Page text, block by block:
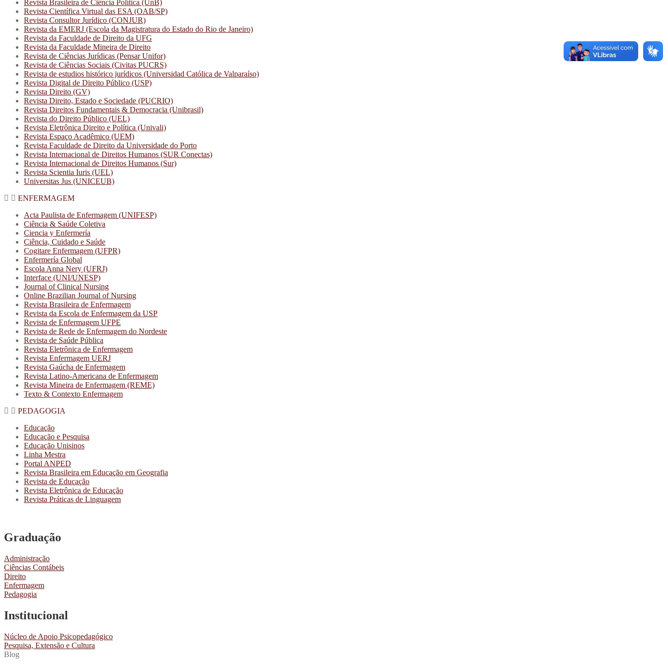
Revista Brasileira de Ciência Política (UnB)
Revista Científica Virtual das ESA (OAB/SP)
Revista Consultor Jurídico (CONJUR)
Revista da EMERJ (Escola da Magistratura do Estado do Rio de Janeiro)
Revista da Faculdade de Direito da UFG
Revista da Faculdade Mineira de Direito
Revista de Ciências Jurídicas (Pensar Unifor)
Revista de Ciências Sociais (Civitas PUCRS)
Revista de estudios histórico jurídicos (Universidad Católica de Valparaíso)
Revista Digital de Direito Público (USP)
Revista Direito (GV)
Revista Direito, Estado e Sociedade (PUCRIO)
Revista Direitos Fundamentais & Democracia (Unibrasil)
Revista do Direito Público (UEL)
Revista Eletrônica Direito e Política (Univali)
Revista Espaço Acadêmico (UEM)
Revista Faculdade de Direito da Universidade do Porto
Revista Internacional de Direitos Humanos (SUR Conectas)
Revista Internacional de Direitos Humanos (Sur)
Revista Scientia Iuris (UEL)
Universitas Jus (UNICEUB)
ENFERMAGEM
Acta Paulista de Enfermagem (UNIFESP)
Ciência & Saúde Coletiva
Ciencia y Enfermería
Ciência, Cuidado e Saúde
Cogitare Enfermagem (UFPR)
Enfermería Global
Escola Anna Nery (UFRJ)
Interface (UNI/UNESP)
Journal of Clinical Nursing
Online Brazilian Journal of Nursing
Revista Brasileira de Enfermagem
Revista da Escola de Enfermagem da USP
Revista de Enfermagem UFPE
Revista de Rede de Enfermagem do Nordeste
Revista de Saúde Pública
Revista Eletrônica de Enfermagem
Revista Enfermagem UERJ
Revista Gaúcha de Enfermagem
Revista Latino-Americana de Enfermagem
Revista Mineira de Enfermagem (REME)
Texto & Contexto Enfermagem
PEDAGOGIA
Educação
Educação e Pesquisa
Educação Unisinos
Linha Mestra
Portal ANPED
Revista Brasileira em Educação em Geografia
Revista de Educação
Revista Eletrônica de Educação
Revista Práticas de Linguagem
Graduação
Administração
Ciências Contábeis
Direito
Enfermagem
Pedagogia
Institucional
Núcleo de Apoio Psicopedagógico
Pesquisa, Extensão e Cultura
Blog